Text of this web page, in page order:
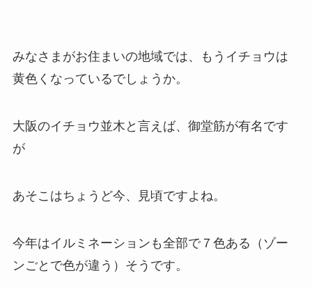
みなさまがお住まいの地域では、もうイチョウは
黄色くなっているでしょうか。
大阪のイチョウ並木と言えば、御堂筋が有名です
が
あそこはちょうど今、見頃ですよね。
今年はイルミネーションも全部で７色ある（ゾー
ンごとで色が違う）そうです。